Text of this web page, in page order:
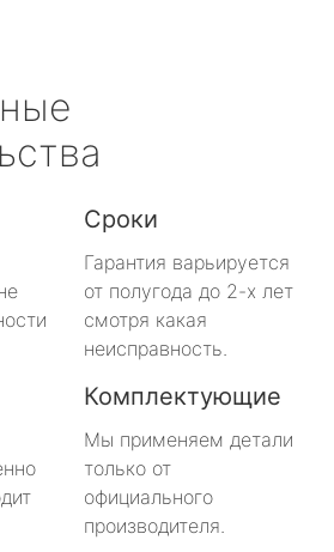
Сроки
Гарантия варьируется
от полугода до 2-х лет
смотря какая
неисправность.
Комплектующие
Мы применяем детали
только от
официального
производителя.